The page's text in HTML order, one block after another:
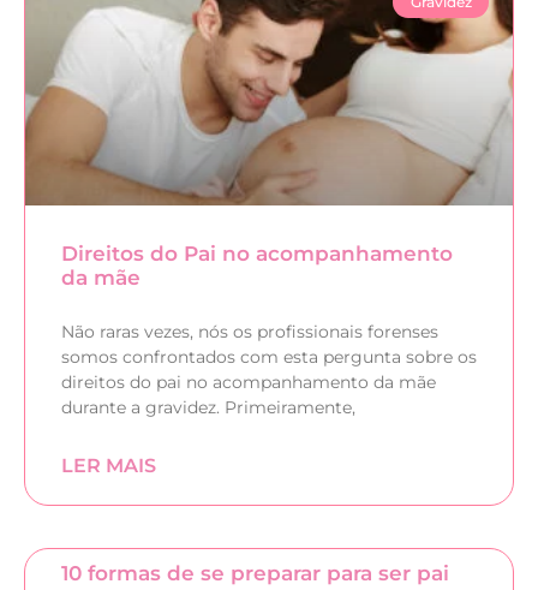
Direitos do Pai no acompanhamento
da mãe
Não raras vezes, nós os profissionais forenses
somos confrontados com esta pergunta sobre os
direitos do pai no acompanhamento da mãe
durante a gravidez. Primeiramente,
LER MAIS
10 formas de se preparar para ser pai